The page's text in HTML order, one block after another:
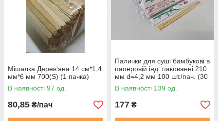
Мішалка Дерев'яна 14 см*1,4
мм*6 мм 700(S) (1 пачка)
В наявності 97 од.
80,85 ₴/пач
Палички для суші бамбукові в
паперовій інд. пакованні 210
мм d=4,2 мм 100 шт./пач. (30
уп./ялій) БАМБУК (1 пачка)
В наявності 139 од.
177 ₴